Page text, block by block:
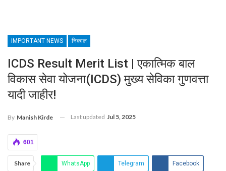
IMPORTANT NEWS निकाल
ICDS Result Merit List | एकात्मिक बाल
विकास सेवा योजना(ICDS) मुख्य सेविका गुणवत्ता
यादी जाहीर!
By Manish Kirde Last updated Jul 5, 2025
601
Share WhatsApp Telegram Facebook